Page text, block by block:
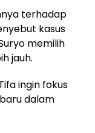
terhadap
kasus
memilih
jauh.
ingin fokus
dalam